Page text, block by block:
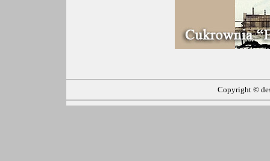
Copyright ©